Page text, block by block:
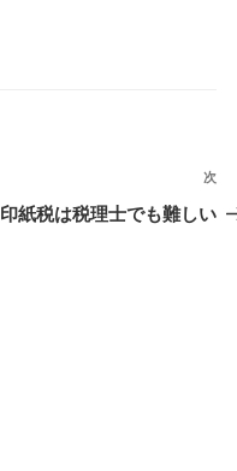
次
の
次
印紙税は税理士でも難しい